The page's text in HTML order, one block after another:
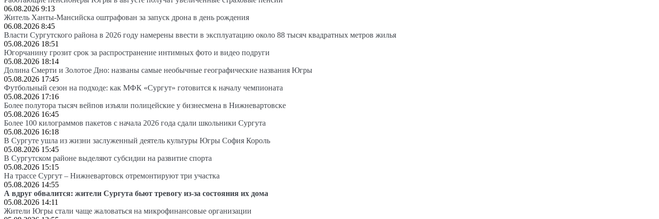
06.08.2026 9:13
Житель Ханты-Мансийска оштрафован за запуск дрона в день рождения
06.08.2026 8:45
Власти Сургутского района в 2026 году намерены ввести в эксплуатацию около 88 тысяч квадратных метров жилья
05.08.2026 18:51
Югорчанину грозит срок за распространение интимных фото и видео подруги
05.08.2026 18:14
Долина Смерти и Золотое Дно: названы самые необычные географические названия Югры
05.08.2026 17:45
Футбольный сезон на подходе: как МФК «Сургут» готовится к началу чемпионата
05.08.2026 17:16
Более полутора тысяч вейпов изъяли полицейские у бизнесмена в Нижневартовске
05.08.2026 16:45
Более 100 килограммов пакетов с начала 2026 года сдали школьники Сургута
05.08.2026 16:18
В Сургуте ушла из жизни заслуженный деятель культуры Югры София Король
05.08.2026 15:45
В Сургутском районе выделяют субсидии на развитие спорта
05.08.2026 15:15
На трассе Сургут – Нижневартовск отремонтируют три участка
05.08.2026 14:55
А вдруг обвалится: жители Сургута бьют тревогу из-за состояния их дома
05.08.2026 14:11
Жители Югры стали чаще жаловаться на микрофинансовые организации